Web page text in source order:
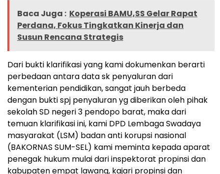
Baca Juga : Koperasi BAMU,SS Gelar Rapat
Perdana, Fokus Tingkatkan Kinerja dan
Susun Rencana Strategis
Dari bukti klarifikasi yang kami dokumenkan berarti
perbedaan antara data sk penyaluran dari
kementerian pendidikan, sangat jauh berbeda
dengan bukti spj penyaluran yg diberikan oleh pihak
sekolah SD negeri 3 pendopo barat, maka dari
temuan klarifikasi ini, kami DPD Lembaga Swadaya
masyarakat (LSM) badan anti korupsi nasional
(BAKORNAS SUM-SEL) kami meminta kepada aparat
penegak hukum mulai dari inspektorat propinsi dan
kabupaten empat lawang, kajari propinsi dan